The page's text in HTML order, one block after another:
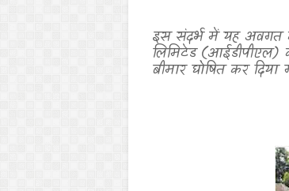
इस संदर्भ में यह अवगत
लिमिटेड (आईडीपीएल)
बीमार घोषित कर दिया